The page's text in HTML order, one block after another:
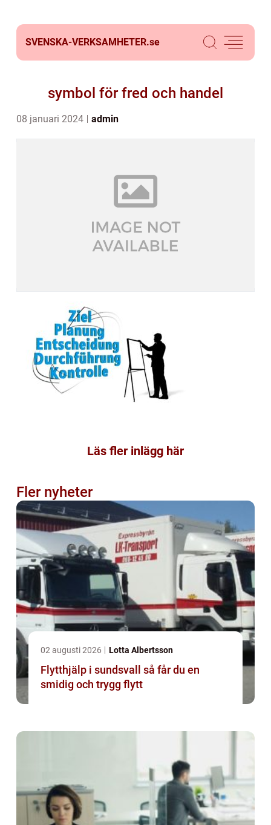
SVENSKA-VERKSAMHETER.se
symbol för fred och handel
08 januari 2024 admin
Läs fler inlägg här
Fler nyheter
02 augusti 2026 Lotta Albertsson
Flytthjälp i sundsvall så får du en
smidig och trygg flytt